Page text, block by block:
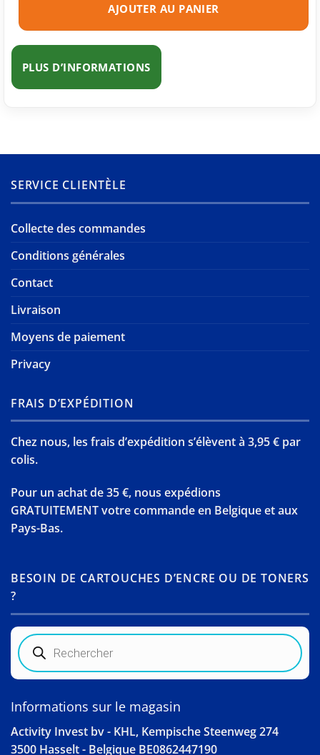
AJOUTER AU PANIER
PLUS D’INFORMATIONS
SERVICE CLIENTÈLE
Collecte des commandes
Conditions générales
Contact
Livraison
Moyens de paiement
Privacy
FRAIS D’EXPÉDITION
Chez nous, les frais d’expédition s’élèvent à 3,95 € par
colis.
Pour un achat de 35 €, nous expédions
GRATUITEMENT votre commande en Belgique et aux
Pays-Bas.
BESOIN DE CARTOUCHES D’ENCRE OU DE TONERS
?
Recherche
de
produits
Informations sur le magasin
Activity Invest bv - KHL, Kempische Steenweg 274
3500 Hasselt - Belgique BE0862447190